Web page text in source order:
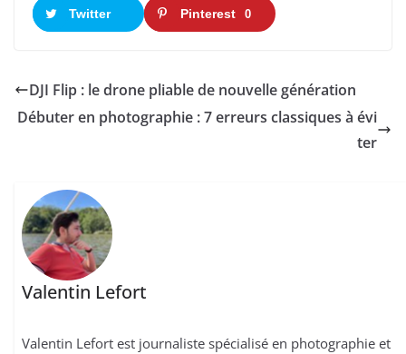
Twitter Pinterest 0
DJI Flip : le drone pliable de nouvelle génération
Débuter en photographie : 7 erreurs classiques à évi
ter
Valentin Lefort
Valentin Lefort est journaliste spécialisé en photographie et